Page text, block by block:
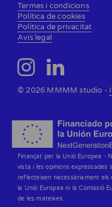
Termes i condicions
Política de cookies
Política de privacitat
Avís legal
© 2026 MMMM studio -
Finançat per la Unió Europea -
vista i les opinions
reflecteixen necessàriament els
la Unió Europea ni la Comissió
de les mateixes.